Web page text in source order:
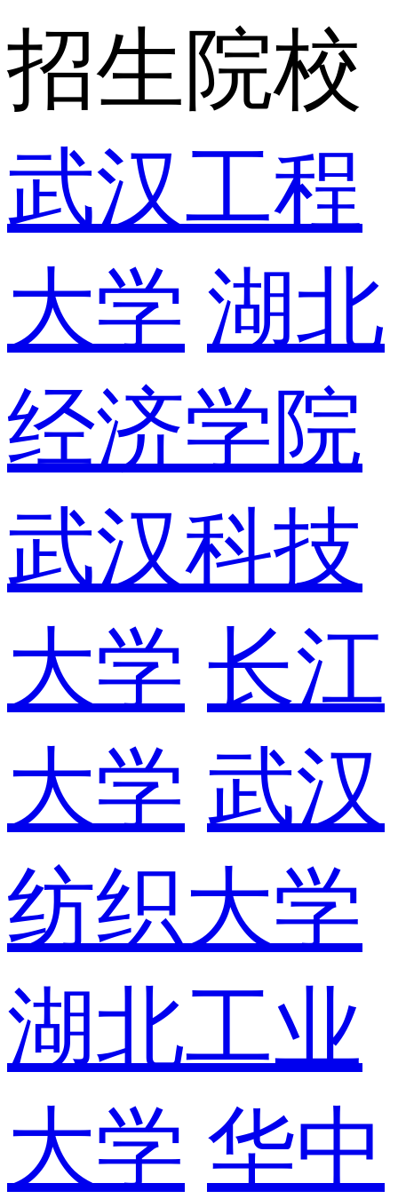
招生院校
武汉工程
大学 湖北
经济学院
武汉科技
大学 长江
大学 武汉
纺织大学
湖北工业
大学 华中